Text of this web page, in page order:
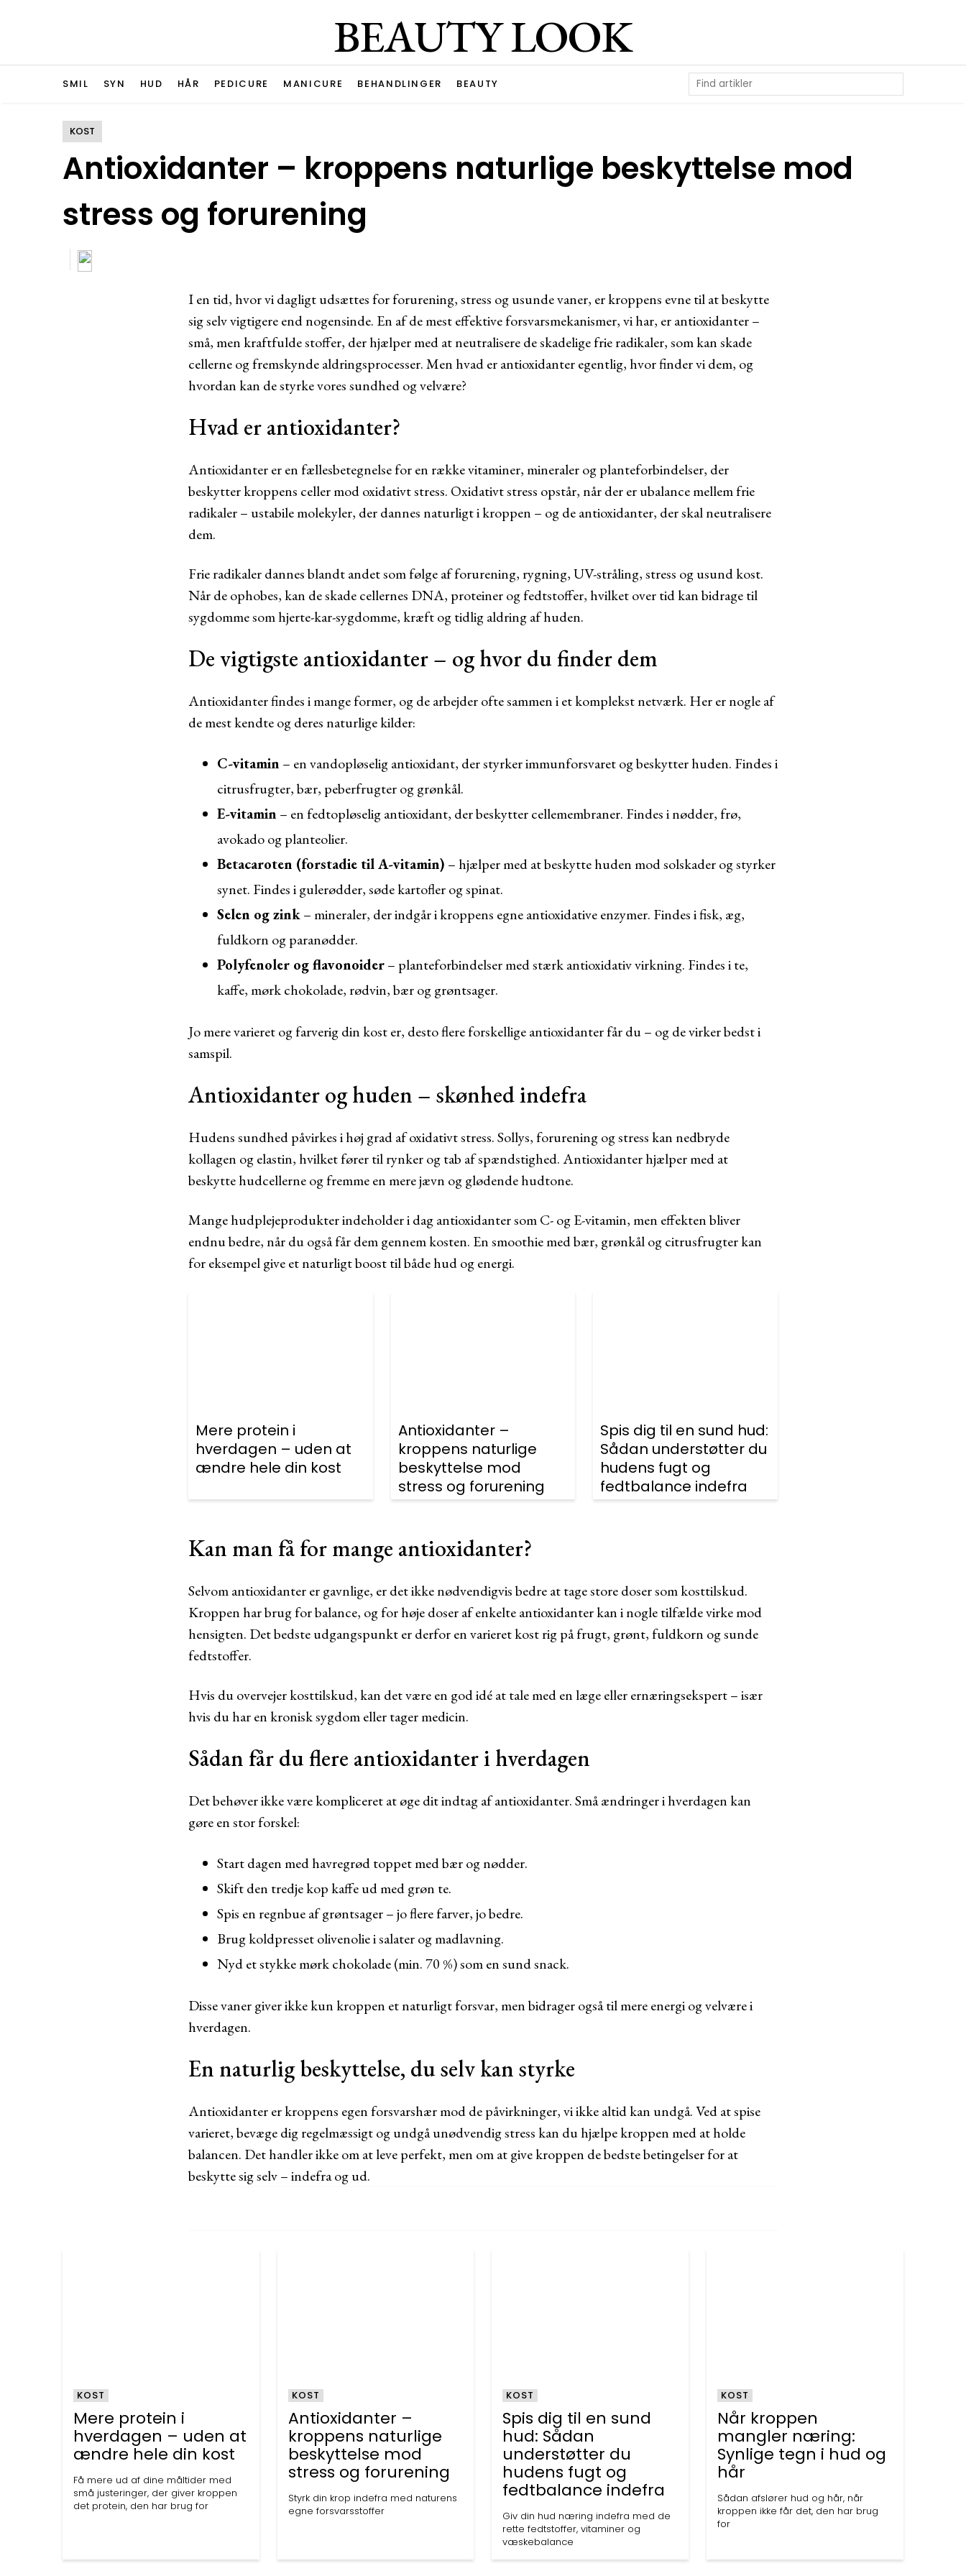
BEAUTY LOOK
SMIL SYN HUD HÅR PEDICURE MANICURE BEHANDLINGER BEAUTY
Antioxidanter – kroppens naturlige beskyttelse mod
stress og forurening
KOST
I en tid, hvor vi dagligt udsættes for forurening, stress og usunde vaner, er kroppens evne til at beskytte
sig selv vigtigere end nogensinde. En af de mest effektive forsvarsmekanismer, vi har, er antioxidanter –
små, men kraftfulde stoffer, der hjælper med at neutralisere de skadelige frie radikaler, som kan skade
cellerne og fremskynde aldringsprocesser. Men hvad er antioxidanter egentlig, hvor finder vi dem, og
hvordan kan de styrke vores sundhed og velvære?
Hvad er antioxidanter?
Antioxidanter er en fællesbetegnelse for en række vitaminer, mineraler og planteforbindelser, der
beskytter kroppens celler mod oxidativt stress. Oxidativt stress opstår, når der er ubalance mellem frie
radikaler – ustabile molekyler, der dannes naturligt i kroppen – og de antioxidanter, der skal neutralisere
dem.
Frie radikaler dannes blandt andet som følge af forurening, rygning, UV-stråling, stress og usund kost.
Når de ophobes, kan de skade cellernes DNA, proteiner og fedtstoffer, hvilket over tid kan bidrage til
sygdomme som hjerte-kar-sygdomme, kræft og tidlig aldring af huden.
De vigtigste antioxidanter – og hvor du finder dem
Antioxidanter findes i mange former, og de arbejder ofte sammen i et komplekst netværk. Her er nogle af
de mest kendte og deres naturlige kilder:
C-vitamin – en vandopløselig antioxidant, der styrker immunforsvaret og beskytter huden. Findes i
citrusfrugter, bær, peberfrugter og grønkål.
E-vitamin – en fedtopløselig antioxidant, der beskytter cellemembraner. Findes i nødder, frø,
avokado og planteolier.
Betacaroten (forstadie til A-vitamin) – hjælper med at beskytte huden mod solskader og styrker
synet. Findes i gulerødder, søde kartofler og spinat.
Selen og zink– mineraler, der indgår i kroppens egne antioxidative enzymer. Findes i fisk, æg,
fuldkorn og paranødder.
Polyfenoler og flavonoider– planteforbindelser med stærk antioxidativ virkning. Findes i te,
kaffe, mørk chokolade, rødvin, bær og grøntsager.
Jo mere varieret og farverig din kost er, desto flere forskellige antioxidanter får du – og de virker bedst i
samspil.
Antioxidanter og huden – skønhed indefra
Hudens sundhed påvirkes i høj grad af oxidativt stress. Sollys, forurening og stress kan nedbryde
kollagen og elastin, hvilket fører til rynker og tab af spændstighed. Antioxidanter hjælper med at
beskytte hudcellerne og fremme en mere jævn og glødende hudtone.
Mange hudplejeprodukter indeholder i dag antioxidanter som C- og E-vitamin, men effekten bliver
endnu bedre, når du også får dem gennem kosten. En smoothie med bær, grønkål og citrusfrugter kan
for eksempel give et naturligt boost til både hud og energi.
Mere protein i
hverdagen – uden at
ændre hele din kost
Antioxidanter –
kroppens naturlige
beskyttelse mod
stress og forurening
Spis dig til en sund hud:
Sådan understøtter du
hudens fugt og
fedtbalance indefra
Kan man få for mange antioxidanter?
Selvom antioxidanter er gavnlige, er det ikke nødvendigvis bedre at tage store doser som kosttilskud.
Kroppen har brug for balance, og for høje doser af enkelte antioxidanter kan i nogle tilfælde virke mod
hensigten. Det bedste udgangspunkt er derfor en varieret kost rig på frugt, grønt, fuldkorn og sunde
fedtstoffer.
Hvis du overvejer kosttilskud, kan det være en god idé at tale med en læge eller ernæringsekspert – især
hvis du har en kronisk sygdom eller tager medicin.
Sådan får du flere antioxidanter i hverdagen
Det behøver ikke være kompliceret at øge dit indtag af antioxidanter. Små ændringer i hverdagen kan
gøre en stor forskel:
Start dagen med havregrød toppet med bær og nødder.
Skift den tredje kop kaffe ud med grøn te.
Spis en regnbue af grøntsager – jo flere farver, jo bedre.
Brug koldpresset olivenolie i salater og madlavning.
Nyd et stykke mørk chokolade (min. 70 %) som en sund snack.
Disse vaner giver ikke kun kroppen et naturligt forsvar, men bidrager også til mere energi og velvære i
hverdagen.
En naturlig beskyttelse, du selv kan styrke
Antioxidanter er kroppens egen forsvarshær mod de påvirkninger, vi ikke altid kan undgå. Ved at spise
varieret, bevæge dig regelmæssigt og undgå unødvendig stress kan du hjælpe kroppen med at holde
balancen. Det handler ikke om at leve perfekt, men om at give kroppen de bedste betingelser for at
beskytte sig selv – indefra og ud.
Mere protein i
hverdagen – uden at
ændre hele din kost
Få mere ud af dine måltider med
små justeringer, der giver kroppen
det protein, den har brug for
KOST
Antioxidanter –
kroppens naturlige
beskyttelse mod
stress og forurening
Styrk din krop indefra med naturens
egne forsvarsstoffer
KOST
Spis dig til en sund
hud: Sådan
understøtter du
hudens fugt og
fedtbalance indefra
Giv din hud næring indefra med de
rette fedtstoffer, vitaminer og
væskebalance
KOST
Når kroppen
mangler næring:
Synlige tegn i hud og
hår
Sådan afslører hud og hår, når
kroppen ikke får det, den har brug
for
KOST